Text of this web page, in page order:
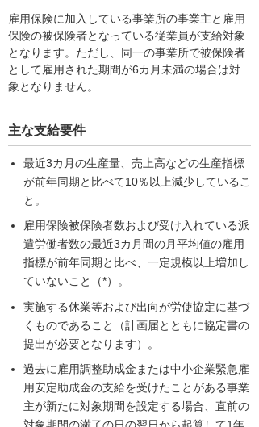
雇用保険に加入している事業所の事業主と雇用
保険の被保険者となっている従業員が支給対象
となります。ただし、同一の事業所で被保険者
として雇用された期間が6カ月未満の場合は対
象となりません。
主な支給要件
最近3カ月の生産量、売上高などの生産指標
が前年同期と比べて10％以上減少しているこ
と。
雇用保険被保険者数および受け入れている派
遣労働者数の最近3カ月間の月平均値の雇用
指標が前年同期と比べ、一定規模以上増加し
ていないこと（*）。
実施する休業等および出向が労使協定に基づ
くものであること（計画届とともに協定書の
提出が必要となります）。
過去に雇用調整助成金または中小企業緊急雇
用安定助成金の支給を受けたことがある事業
主が新たに対象期間を設定する場合、直前の